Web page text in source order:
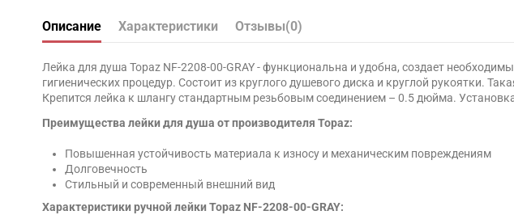
Описание Характеристики Отзывы(0)
Лейка для душа Topaz NF-2208-00-GRAY - функциональна и удобна, создает
гигиенических процедур. Состоит из круглого душевого диска и круглой рукоятки.
Крепится лейка к шлангу стандартным резьбовым соединением – 0.5 дюйма.
Преимущества лейки для душа от производителя Topaz:
Повышенная устойчивость материала к износу и механическим повреждениям
Долговечность
Стильный и современный внешний вид
Характеристики ручной лейки Topaz NF-2208-00-GRAY: